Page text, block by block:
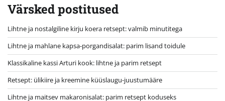
Värsked postitused
Lihtne ja nostalgiline kirju koera retsept: valmib minutitega
Lihtne ja mahlane kapsa-porgandisalat: parim lisand toidule
Klassikaline kassi Arturi kook: lihtne ja parim retsept
Retsept: ülikiire ja kreemine küüslaugu-juustumääre
Lihtne ja maitsev makaronisalat: parim retsept koduseks